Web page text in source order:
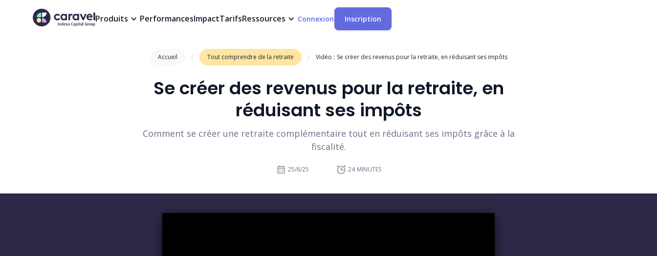
Produits PerformancesImpactTarifsRessources Connexion Inscription
Accueil / Tout comprendre de la retraite / Vidéo : Se créer des revenus pour la retraite, en réduisant ses impôts
Se créer des revenus pour la retraite, en
réduisant ses impôts
Comment se créer une retraite complémentaire tout en réduisant ses impôts grâce à la
fiscalité.
25/6/25 24 MINUTES